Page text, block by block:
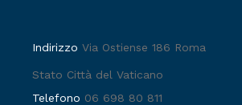
IndirizzoVia Ostiense 186 Roma
Stato Città del Vaticano
Telefono 06 698 80 811